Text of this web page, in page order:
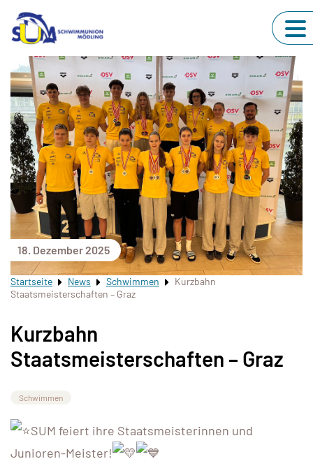
18. Dezember 2025
Startseite News Schwimmen
Kurzbahn
Staatsmeisterschaften – Graz
Kurzbahn
Staatsmeisterschaften – Graz
Schwimmen
SUM feiert ihre Staatsmeisterinnen und
Junioren-Meister!